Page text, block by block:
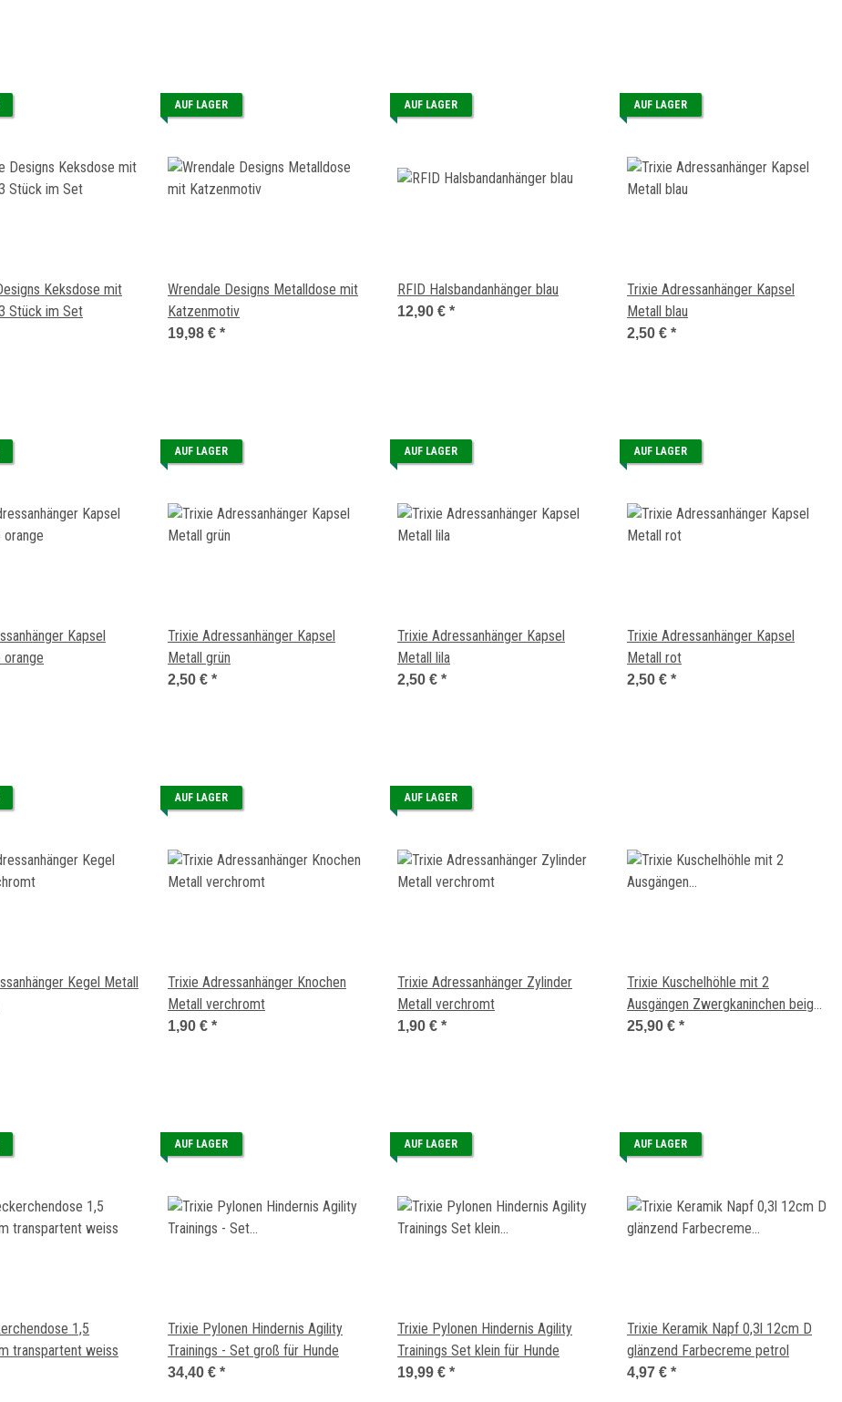
Keksdose mit
Stück im Set
AUF LAGER
Wrendale Designs Metalldose mit
Katzenmotiv
19,98 € *
AUF LAGER
RFID Halsbandanhänger blau
12,90 € *
AUF LAGER
Trixie Adressanhänger Kapsel
Metall blau
2,50 € *
Kapsel
AUF LAGER
Trixie Adressanhänger Kapsel
Metall grün
2,50 € *
AUF LAGER
Trixie Adressanhänger Kapsel
Metall lila
2,50 € *
AUF LAGER
Trixie Adressanhänger Kapsel
Metall rot
2,50 € *
Kegel Metall
AUF LAGER
Trixie Adressanhänger Knochen
Metall verchromt
1,90 € *
AUF LAGER
Trixie Adressanhänger Zylinder
Metall verchromt
1,90 € *
Trixie Kuschelhöhle mit 2
Ausgängen Zwergkaninchen beige
kuschelig 36x25x36cm
25,90 € *
1,5
transpartent weiss
AUF LAGER
Trixie Pylonen Hindernis Agility
Trainings - Set groß für Hunde
34,40 € *
AUF LAGER
Trixie Pylonen Hindernis Agility
Trainings Set klein für Hunde
19,99 € *
AUF LAGER
Trixie Keramik Napf 0,3l 12cm D
glänzend Farbecreme petrol
4,97 € *